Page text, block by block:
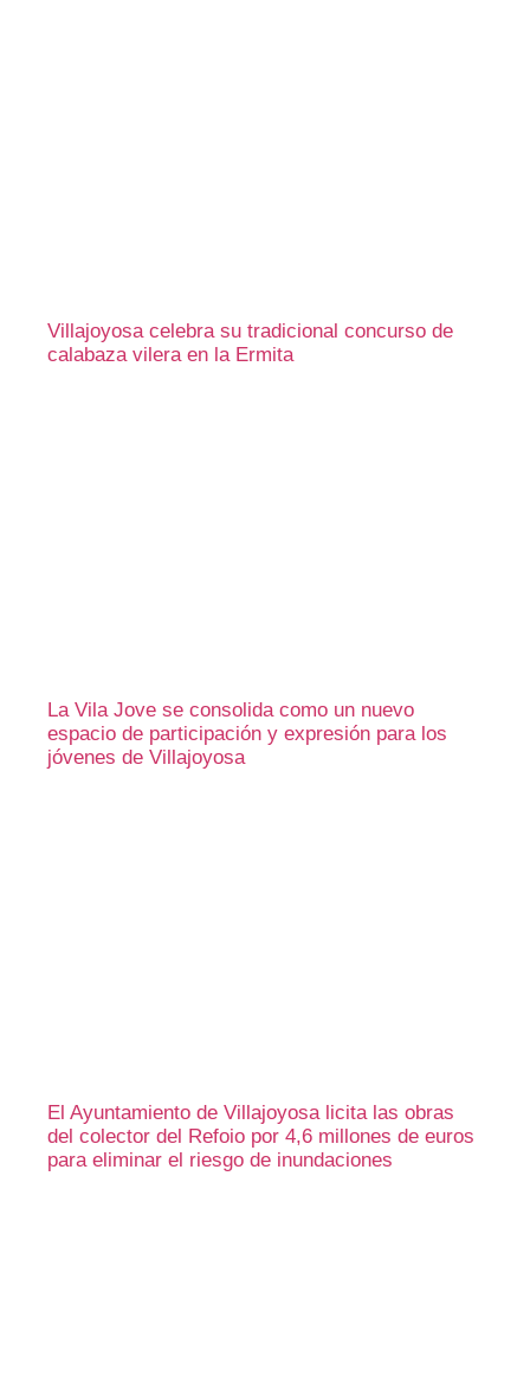
Villajoyosa celebra su tradicional concurso de
calabaza vilera en la Ermita
La Vila Jove se consolida como un nuevo
espacio de participación y expresión para los
jóvenes de Villajoyosa
El Ayuntamiento de Villajoyosa licita las obras
del colector del Refoio por 4,6 millones de euros
para eliminar el riesgo de inundaciones